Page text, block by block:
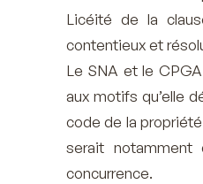
Licéité de la
contentieux et
Le SNA et le
aux motifs qu’elle
code de la
serait notamment
concurrence.